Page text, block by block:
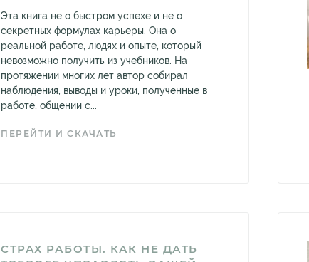
Эта книга не о быстром успехе и не о
секретных формулах карьеры. Она о
реальной работе, людях и опыте, который
невозможно получить из учебников. На
протяжении многих лет автор собирал
наблюдения, выводы и уроки, полученные в
работе, общении с...
ПЕРЕЙТИ И СКАЧАТЬ
СТРАХ РАБОТЫ. КАК НЕ ДАТЬ